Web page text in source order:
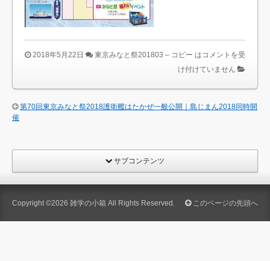
2018年5月22日 東京みなと祭201803 – コピー は コメントを受
け付けていません
第70回東京みなと祭2018護衛艦はたかぜ一般公開｜島じまん2018同時開
催
サブコンテンツ
Copyright ©2026 雑学の小箱 All Rights Reserved. このページの先頭へ